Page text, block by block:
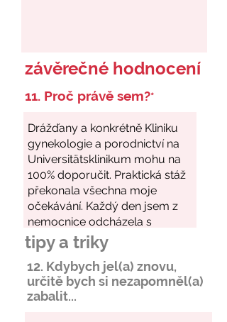
závěrečné hodnocení
11. Proč právě sem?*
tipy a triky
12. Kdybych jel(a) znovu,
určitě bych si nezapomněl(a)
zabalit...